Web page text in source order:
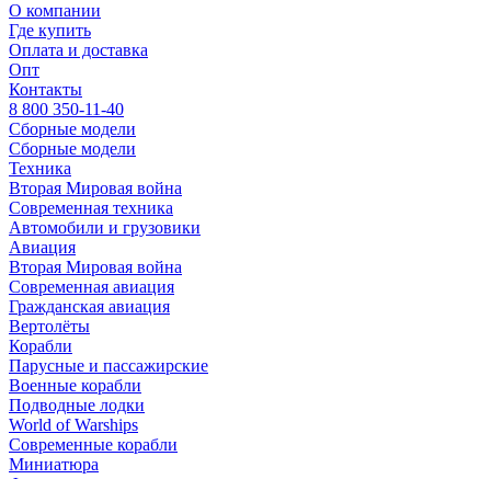
О компании
Где купить
Оплата и доставка
Опт
Контакты
8 800 350-11-40
Сборные модели
Сборные модели
Техника
Вторая Мировая война
Современная техника
Автомобили и грузовики
Авиация
Вторая Мировая война
Современная авиация
Гражданская авиация
Вертолёты
Корабли
Парусные и пассажирские
Военные корабли
Подводные лодки
World of Warships
Современные корабли
Миниатюра